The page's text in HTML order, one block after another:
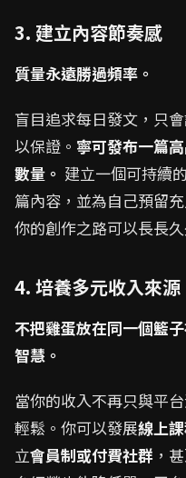
3. 建立內容節奏感
質量永遠勝過頻率。
盲目追求每日發文，只
以保證。 寧可發布一篇
數量。 建立一個可持續
篇內容，並為自己預留
你的創作之路可以長長久
4. 培養多元收入來源
不把雞蛋放在同一個籃
智慧。
當你的收入不再只與平
輕鬆。你可以發展線上
立會員制或付費社群 ，